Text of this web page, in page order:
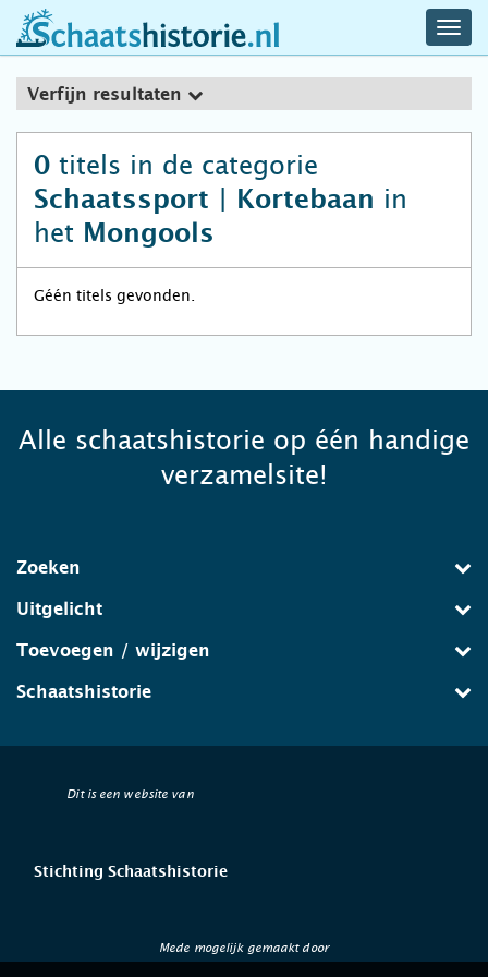
schaatshistorie.nl
Verfijn resultaten
0 titels in de categorie
Schaatssport | Kortebaan in
het Mongools
Géén titels gevonden.
Alle schaatshistorie op één handige
verzamelsite!
Zoeken
Uitgelicht
Toevoegen / wijzigen
Schaatshistorie
Dit is een website van
Stichting Schaatshistorie
Mede mogelijk gemaakt door